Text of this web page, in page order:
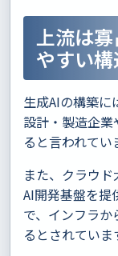
上流は寡
やすい
生成AIの構築に
設計・製造企
ると言われてい
また、クラウ
AI開発基盤を提
で、インフラ
るとされていま